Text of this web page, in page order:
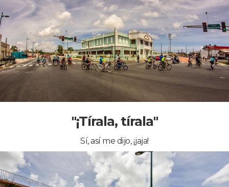
"¡Tírala, tírala"
Sí, así me dijo, ¡jaja!